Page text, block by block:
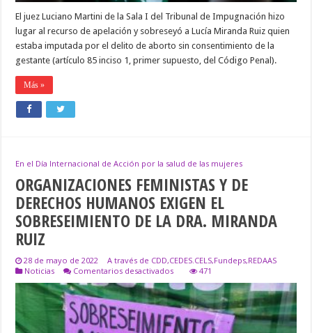
El juez Luciano Martini de la Sala I del Tribunal de Impugnación hizo
lugar al recurso de apelación y sobreseyó a Lucía Miranda Ruiz quien
estaba imputada por el delito de aborto sin consentimiento de la
gestante (artículo 85 inciso 1, primer supuesto, del Código Penal).
Más »
En el Día Internacional de Acción por la salud de las mujeres
ORGANIZACIONES FEMINISTAS Y DE
DERECHOS HUMANOS EXIGEN EL
SOBRESEIMIENTO DE LA DRA. MIRANDA
RUIZ
28 de mayo de 2022
A través de CDD,CEDES.CELS,Fundeps,REDAAS
Noticias
Comentarios desactivadosen
FEMINISTAS
Y
DE
DERECHOS
471